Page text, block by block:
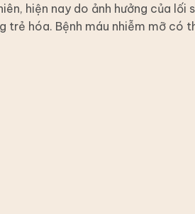
hiện nay do ảnh hưởng của lối
hóa. Bệnh máu nhiễm mỡ có